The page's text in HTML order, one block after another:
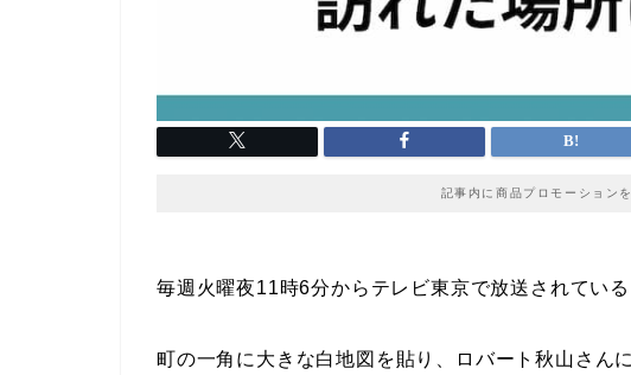
記事内に商品プロモーション
毎週火曜夜11時6分からテレビ東京で放送されている
町の一角に大きな白地図を貼り、ロバート秋山さん